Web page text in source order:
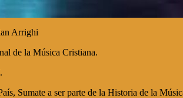
Arrighi
de la Música Cristiana.
Sumate a ser parte de la Historia de la